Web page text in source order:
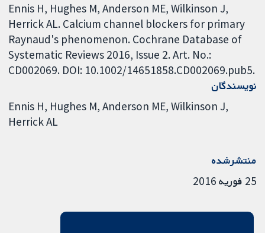
Ennis H, Hughes M, Anderson ME, Wilkinson J,
Herrick AL. Calcium channel blockers for primary
Raynaud's phenomenon. Cochrane Database of
Systematic Reviews 2016, Issue 2. Art. No.:
CD002069. DOI: 10.1002/14651858.CD002069.pub5.
نویسندگان
Ennis H Hughes M Anderson ME Wilkinson J
Herrick AL
منتشرشده
25 فوریه 2016